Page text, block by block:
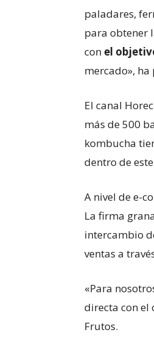
paladares,
para obtener
con el
mercado»,
El canal
más de 500
kombucha
dentro de
A nivel de e-
La firma
intercambio
ventas a
«Para
directa con el
Frutos.